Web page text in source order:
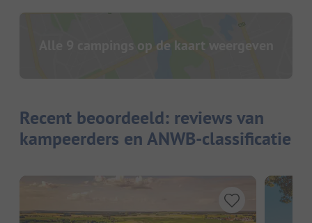
Alle 9 campings op de kaart weergeven
Recent beoordeeld: reviews van
kampeerders en ANWB-classificatie